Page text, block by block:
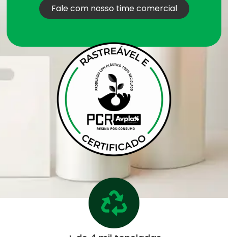
Fale com nosso time comercial